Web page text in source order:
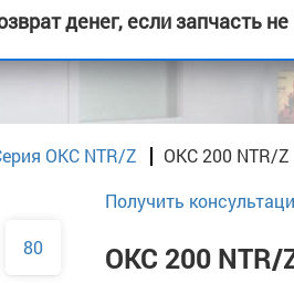
денег, если запчасть
OKC NTR/Z OKC 200 NTR/Z
80
Получить
OKC 200 NTR/